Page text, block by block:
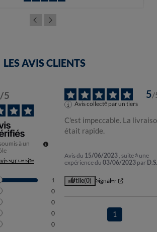
LES AVIS CLIENTS
/5
à un
sur ce site
1
0
0
0
0
5/
Avis collecté par un tiers
C'est impeccable. La
était rapide.
Avis du 15/06/2023 , suite à une
expérience du03/06/2023 par
Utile(0) Signaler
1